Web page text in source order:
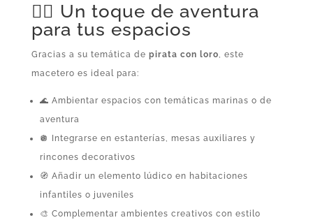
🏴‍☠️ Un toque de aventura
para tus espacios
Gracias a su temática de pirata con loro, este
macetero es ideal para:
🌊 Ambientar espacios con temáticas marinas o de
aventura
🪩 Integrarse en estanterías, mesas auxiliares y
rincones decorativos
🧭 Añadir un elemento lúdico en habitaciones
infantiles o juveniles
🎨 Complementar ambientes creativos con estilo